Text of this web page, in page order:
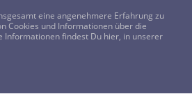
ANRUFEN: 0800-8478266
REGISTRIEREN
eine angenehmere Erfahrung zu
Cookies und Informationen über die
Informationen findest Du hier, in unserer